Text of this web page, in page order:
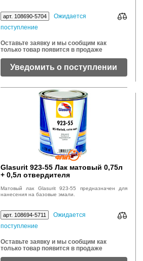
арт. 108690-5704
Ожидается
поступление
Оставьте заявку и мы сообщим как
только товар появится в продаже
Уведомить о поступлении
Glasurit 923-55 Лак матовый 0,75л
+ 0,5л отвердителя
Матовый лак Glasurit 923-55 предназначен для
нанесения на базовые эмали.
арт. 108694-5711
Ожидается
поступление
Оставьте заявку и мы сообщим как
только товар появится в продаже